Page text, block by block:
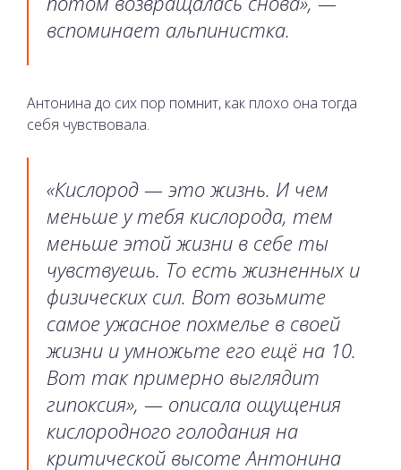
вспоминает альпинистка.
Антонина до сих пор помнит, как плохо она тогда
себя чувствовала.
«Кислород — это жизнь. И чем
меньше у тебя кислорода, тем
меньше этой жизни в себе ты
чувствуешь. То есть жизненных и
физических сил. Вот возьмите
самое ужасное похмелье в своей
жизни и умножьте его ещё на 10.
Вот так примерно выглядит
гипоксия», — описала ощущения
кислородного голодания на
критической высоте Антонина